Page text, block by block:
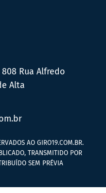
Rua Alfredo
Alta
AO GIRO19.COM.BR.
TRANSMITIDO POR
SEM PRÉVIA